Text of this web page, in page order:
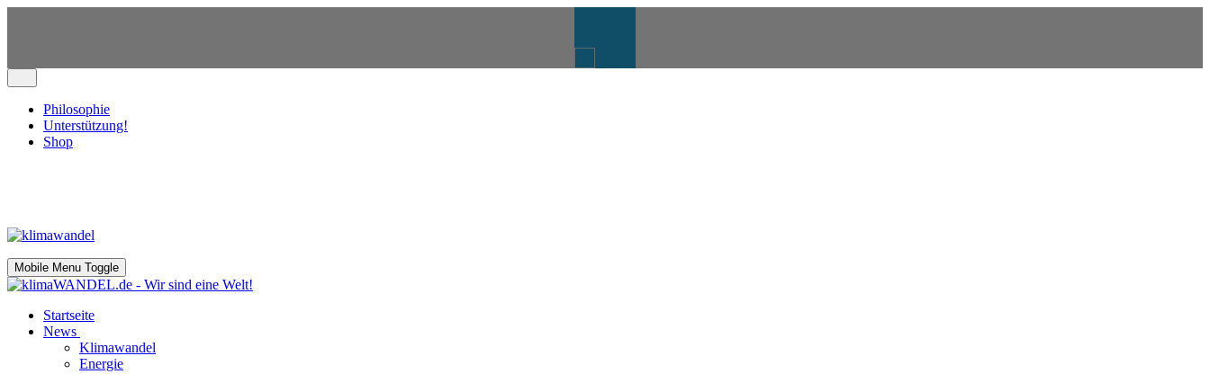
Philosophie
Unterstützung!
Shop
Mobile Menu Toggle
Startseite
News
Klimawandel
Energie